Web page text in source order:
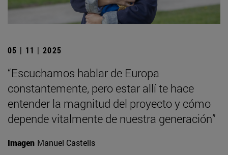
05 | 11 | 2025
“Escuchamos hablar de Europa
constantemente, pero estar allí te hace
entender la magnitud del proyecto y cómo
depende vitalmente de nuestra generación”
Imagen Manuel Castells